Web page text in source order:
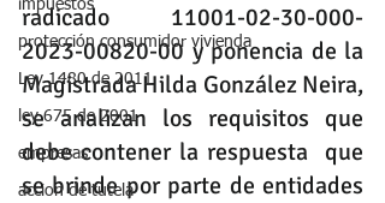
impuestos
protección consumidor vivienda
Ley 1480 de 2011
ley 675 de 2001
empresas
accion de tutela
radicado 11001-02-30-000-
2023-00820-00 y ponencia de la
Magistrada Hilda González Neira,
se analizan los requisitos que
debe contener la respuesta  que
se brinde por parte de entidades